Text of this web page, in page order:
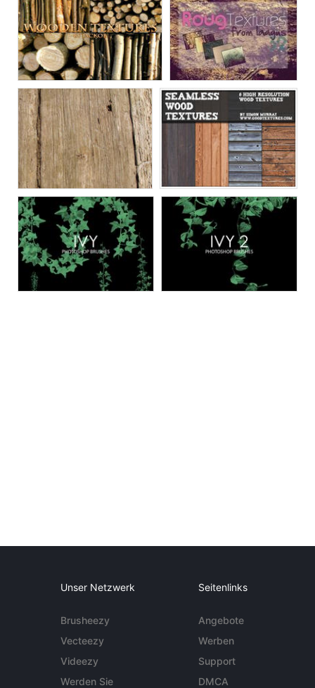
Unser Netzwerk
Brusheezy
Vecteezy
Videezy
Werden Sie
Seitenlinks
Angebote
Werben
Support
DMCA